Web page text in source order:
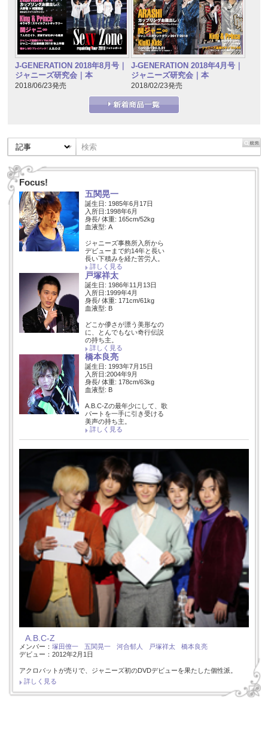
J-GENERATION 2018年8月号｜
ジャニーズ研究会｜本
2018/06/23発売
J-GENERATION 2018年4月号｜
ジャニーズ研究会｜本
2018/02/23発売
Focus!
五関晃一
誕生日: 1985年6月17日
入所日:1998年6月
身長/ 体重: 165cm/52kg
血液型: A
ジャニーズ事務所入所から
デビューまで約14年と長い
長い下積みを経た苦労人。
詳しく見る
戸塚祥太
誕生日: 1986年11月13日
入所日:1999年4月
身長/ 体重: 171cm/61kg
血液型: B
どこか儚さが漂う美形なの
に、とんでもない奇行伝説
の持ち主。
詳しく見る
橋本良亮
誕生日: 1993年7月15日
入所日:2004年9月
身長/ 体重: 178cm/63kg
血液型: B
A.B.C-Zの最年少にして、歌
パートを一手に引き受ける
美声の持ち主。
詳しく見る
A.B.C-Z
メンバー： 塚田僚一 五関晃一 河合郁人 戸塚祥太
橋本良亮
デビュー：2012年2月1日
アクロバットが売りで、ジャニーズ初のDVDデビューを果たした個性派。
詳しく見る